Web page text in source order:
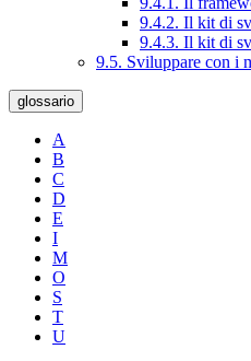
9.4.2. Il kit di
9.4.3. Il kit di
9.5. Sviluppare con i
glossario
A
B
C
D
E
I
M
O
S
T
U